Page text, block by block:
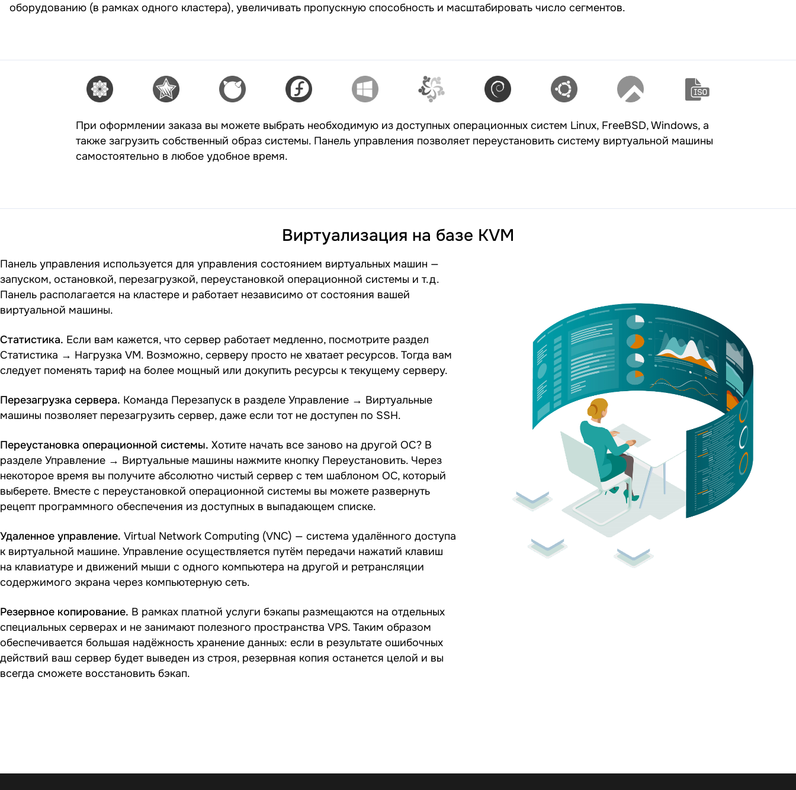
оборудованию (в рамках одного кластера), увеличивать пропускную способность и масштабировать число сегментов.
При оформлении заказа вы можете выбрать необходимую из доступных операционных систем Linux, FreeBSD, Windows, а
также загрузить собственный образ системы. Панель управления позволяет переустановить систему виртуальной машины
самостоятельно в любое удобное время.
Виртуализация на базе KVM
Панель управления используется для управления состоянием виртуальных машин —
запуском, остановкой, перезагрузкой, переустановкой операционной системы и т.д.
Панель располагается на кластере и работает независимо от состояния вашей
виртуальной машины.
Статистика. Если вам кажется, что сервер работает медленно, посмотрите раздел
Статистика → Нагрузка VM. Возможно, серверу просто не хватает ресурсов. Тогда вам
следует поменять тариф на более мощный или докупить ресурсы к текущему серверу.
Перезагрузка сервера. Команда Перезапуск в разделе Управление → Виртуальные
машины позволяет перезагрузить сервер, даже если тот не доступен по SSH.
Переустановка операционной системы. Хотите начать все заново на другой ОС? В
разделе Управление → Виртуальные машины нажмите кнопку Переустановить. Через
некоторое время вы получите абсолютно чистый сервер с тем шаблоном ОС, который
выберете. Вместе с переустановкой операционной системы вы можете развернуть
рецепт программного обеспечения из доступных в выпадающем списке.
Удаленное управление. Virtual Network Computing (VNC) — система удалённого доступа
к виртуальной машине. Управление осуществляется путём передачи нажатий клавиш
на клавиатуре и движений мыши с одного компьютера на другой и ретрансляции
содержимого экрана через компьютерную сеть.
Резервное копирование. В рамках платной услуги бэкапы размещаются на отдельных
специальных серверах и не занимают полезного пространства VPS. Таким образом
обеспечивается большая надёжность хранение данных: если в результате ошибочных
действий ваш сервер будет выведен из строя, резервная копия останется целой и вы
всегда сможете восстановить бэкап.